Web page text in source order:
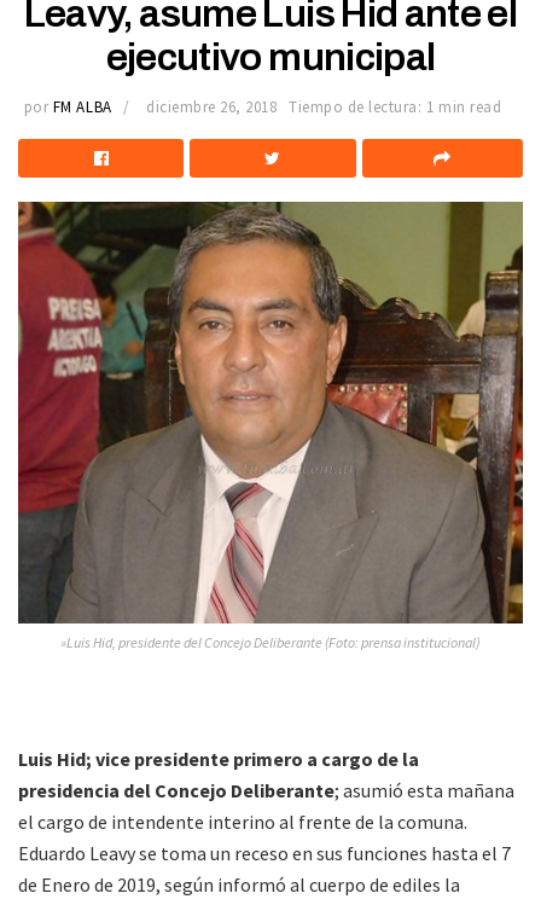
Leavy, asume Luis Hid ante el
ejecutivo municipal
por FM ALBA diciembre 26, 2018 Tiempo de lectura: 1 min read
»Luis Hid, presidente del Concejo Deliberante (Foto: prensa institucional)
Luis Hid; vice presidente primero a cargo de la
presidencia del Concejo Deliberante; asumió esta mañana
el cargo de intendente interino al frente de la comuna.
Eduardo Leavy se toma un receso en sus funciones hasta el 7
de Enero de 2019, según informó al cuerpo de ediles la